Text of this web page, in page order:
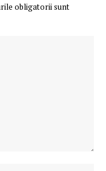
obligatorii sunt